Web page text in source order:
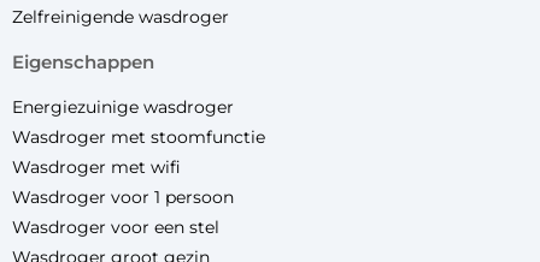
Zelfreinigende wasdroger
eigenschappen
Energiezuinige wasdroger
Wasdroger met stoomfunctie
Wasdroger met wifi
Wasdroger voor 1 persoon
Wasdroger voor een stel
Wasdroger groot gezin